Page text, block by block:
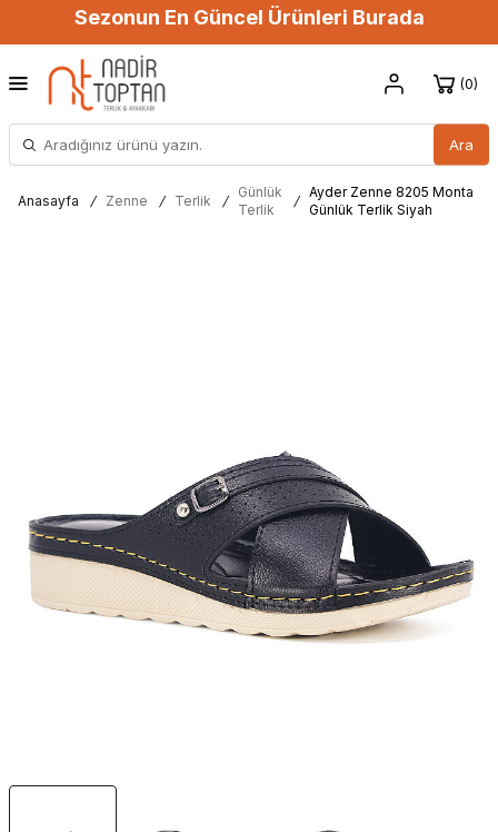
Sezonun En Güncel Ürünleri Burada
Ara
0
Anasayfa / Zenne / Terlik /
Günlük
Terlik
/
Ayder Zenne 8205 Monta
Günlük Terlik Siyah